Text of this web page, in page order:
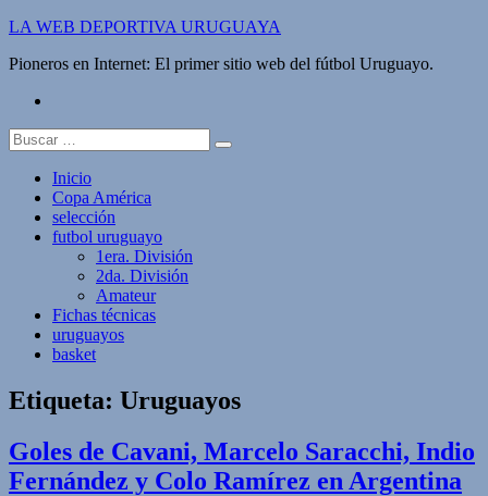
Saltar
contenido
LA WEB DEPORTIVA URUGUAYA
Pioneros en Internet: El primer sitio web del fútbol Uruguayo.
Buscar:
Inicio
Copa América
selección
futbol uruguayo
1era. División
2da. División
Amateur
Fichas técnicas
uruguayos
basket
Etiqueta: Uruguayos
Goles de Cavani, Marcelo Saracchi, Indio
Fernández y Colo Ramírez en Argentina